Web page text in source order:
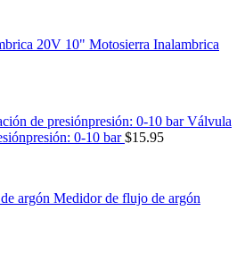
Motosierra Inalambrica
Válvula
0-10 bar $15.95
Medidor de flujo de argón